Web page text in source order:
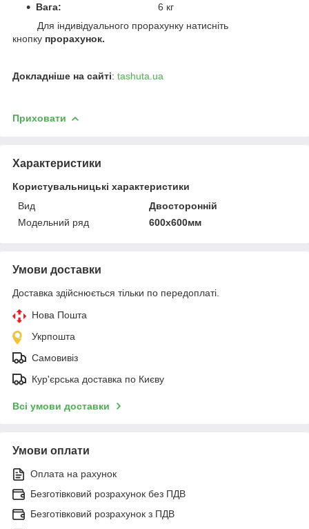
Вага:
6 кг
Для індивідуального прорахунку натисніть
кнопку прорахунок.
Докладніше на сайті: tashuta.ua
Приховати
Характеристики
Користувальницькі характеристики
Вид
Двосторонній
Модельний ряд
600х600мм
Умови доставки
Доставка здійснюється тільки по передоплаті.
Нова Пошта
Укрпошта
Самовивіз
Кур'єрська доставка по Києву
Всі умови доставки
Умови оплати
Оплата на рахунок
Безготівковий розрахунок без ПДВ
Безготівковий розрахунок з ПДВ